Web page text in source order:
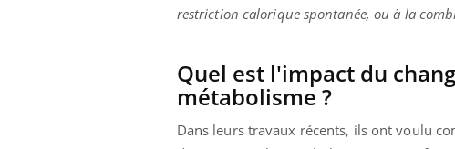
restriction calorique spontanée, ou à la
Quel est l'impact du
métabolisme ?
Dans leurs travaux récents, ils ont voulu